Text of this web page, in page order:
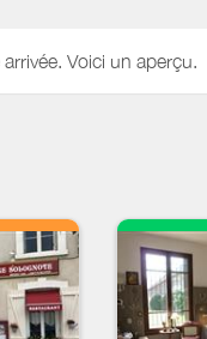
Voici un aperçu.